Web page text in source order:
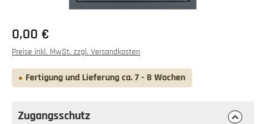
0,00 €
Preise inkl. MwSt. zzgl. Versandkosten
Fertigung und Lieferung ca. 7 - 8 Wochen
Zugangsschutz